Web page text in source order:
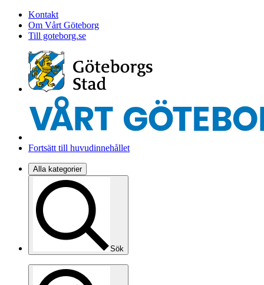
Kontakt
Om Vårt Göteborg
Till goteborg.se
Fortsätt till huvudinnehållet
Alla kategorier
Sök